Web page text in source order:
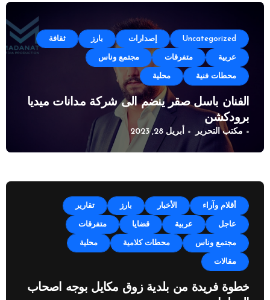
Uncategorized إصدارات بارز ثقافة
عربية متفرقات مجتمع وناس
محطات فنية محلية
الفنان باسل صقر ينضم الى شركة مدانات ميديا
برودكشن
مكتب التحرير أبريل 28, 2023
أقلام وآراء الأخبار بارز تقارير
عاجل عربية قضايا متفرقات
مجتمع وناس محطات كلامية محلية
مقالات
خطوة فريدة من بلدية زوق مكايل بوجه اصحاب